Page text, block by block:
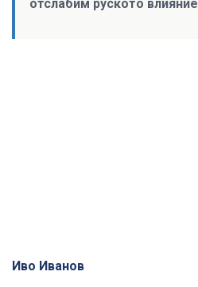
отслабим руското влияние
Иво Иванов